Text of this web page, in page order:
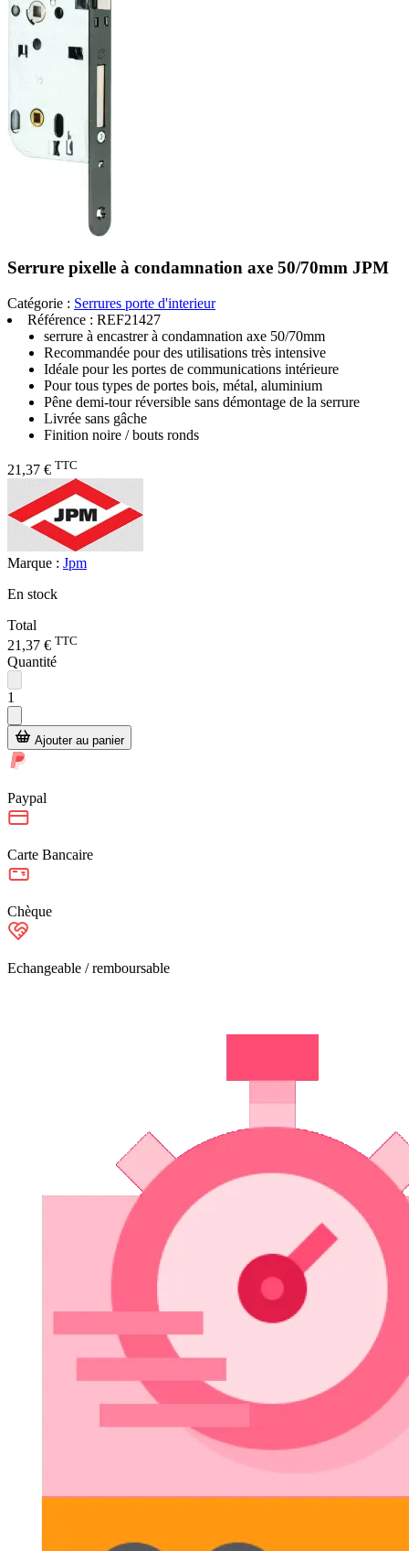
Serrure pixelle à condamnation axe 50/70mm JPM
Catégorie : Serrures porte d'interieur
Référence : REF21427
serrure à encastrer à condamnation axe 50/70mm
Recommandée pour des utilisations très intensive
Idéale pour les portes de communications intérieure
Pour tous types de portes bois, métal, aluminium
Pêne demi-tour réversible sans démontage de la serrure
Livrée sans gâche
Finition noire / bouts ronds
21,37 € TTC
Marque : Jpm
En stock
Total
21,37 € TTC
Quantité
1
Ajouter au panier
Paypal
Carte Bancaire
Chèque
Echangeable / remboursable